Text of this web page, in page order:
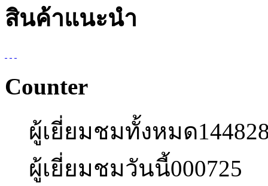
สินค้าแนะนำ
Counter
ผู้เยี่ยมชมทั้งหมด
ผู้เยี่ยมชมวันนี้000725